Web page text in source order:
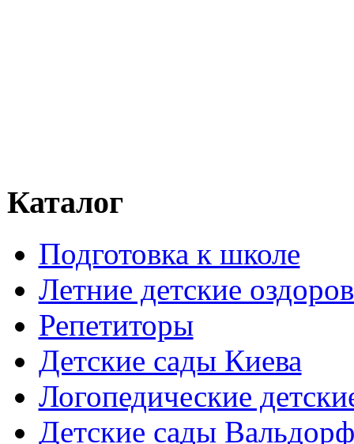
Каталог
Подготовка к школе
Летние детские
Репетиторы
Детские сады Киева
Логопедические
Детские сады